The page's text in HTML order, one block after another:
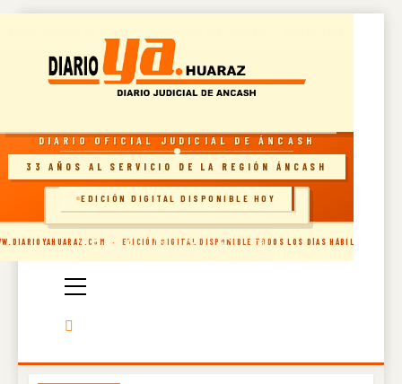
· EDICIÓN DIGITAL DISPONIBLE TODOS LOS DÍAS HÁBILES
RESOLUCIÓN INDECOPI · DIARIO OFICIAL
DIARIO OFICIAL JUDICIAL DE ÁNCASH
33 AÑOS AL SERVICIO DE LA REGIÓN ÁNCASH
🗞️ INGRESAR AL SITIO
EDICIÓN DIGITAL DISPONIBLE HOY
content
Diario Oficial
Judicial De